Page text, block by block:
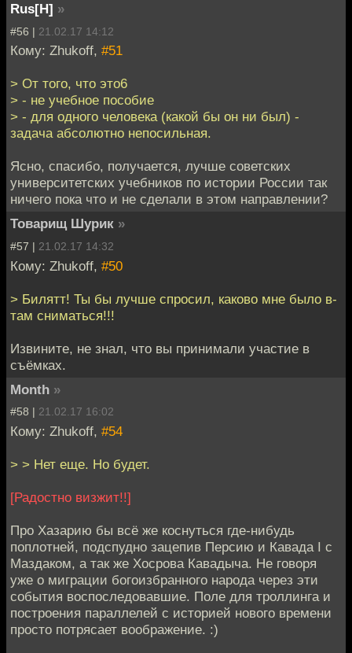
Rus[H] »
#56 | 21.02.17 14:12
Кому: Zhukoff, #51
> От того, что это6
> - не учебное пособие
> - для одного человека (какой бы он ни был) -
задача абсолютно непосильная.
Ясно, спасибо, получается, лучше советских
университетских учебников по истории России так
ничего пока что и не сделали в этом направлении?
Товарищ Шурик »
#57 | 21.02.17 14:32
Кому: Zhukoff, #50
> Билятт! Ты бы лучше спросил, каково мне было в-
там сниматься!!!
Извините, не знал, что вы принимали участие в
съёмках.
Month »
#58 | 21.02.17 16:02
Кому: Zhukoff, #54
> > Нет еще. Но будет.
[Радостно визжит!!]
Про Хазарию бы всё же коснуться где-нибудь
поплотней, подспудно зацепив Персию и Кавада I с
Маздаком, а так же Хосрова Кавадыча. Не говоря
уже о миграции богоизбранного народа через эти
события воспоследовавшие. Поле для троллинга и
построения параллелей с историей нового времени
просто потрясает воображение. :)